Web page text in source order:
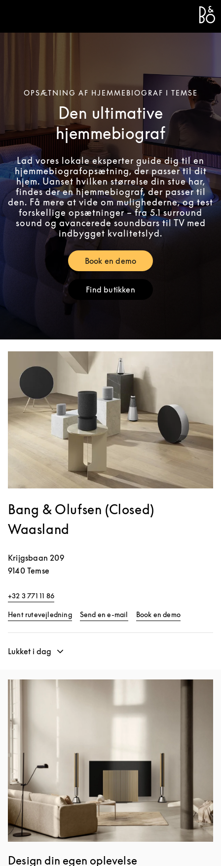
OPSÆTNING AF HJEMMEBIOGRAF I TEMSE
Den ultimative
hjemmebiograf
Lad vores lokale eksperter guide dig til en
hjemmebiografopsætning, der passer til dit
hjem. Uanset hvilken størrelse din stue har,
findes der en hjemmebiograf, der passer til
den. Få mere at vide om mulighederne, og test
forskellige opsætninger – fra 5.1 surround
sound og avancerede soundbars til TV med
indbygget kvalitetslyd.
Book en demoLink Opens in New Tab
Find butikkenLink Opens in New Tab
Bang & Olufsen (Closed)
Waasland
Krijgsbaan 209
9140 Temse
+32 3 771 11 86
Hent rutevejledningLink Opens in New Tab
Send en e-mail Book en demo
Lukket i dag
Design din egen oplevelse